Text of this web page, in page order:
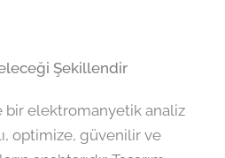
Şekillendir
bir elektromanyetik analiz
optimize, güvenilir ve